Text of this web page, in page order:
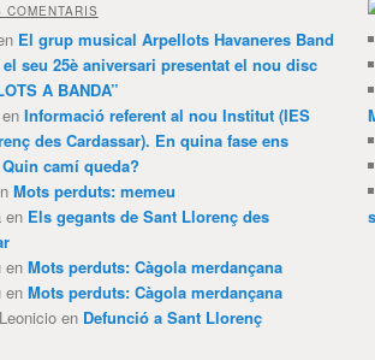
COMENTARIS
El grup musical Arpellots Havaneres Band
seu 25è aniversari presentat el nou disc
A BANDA”
Informació referent al nou Institut (IES
des Cardassar). En quina fase ens
camí queda?
Mots perduts: memeu
en Els gegants de Sant Llorenç des
en Mots perduts: Càgola merdançana
en Mots perduts: Càgola merdançana
en Defunció a Sant Llorenç